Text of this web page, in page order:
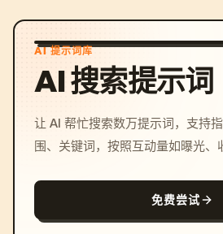
AI 提示词库
AI 搜索提示词
让 AI 帮忙搜索数万提示词，支持
围、关键词，按照互动量如曝光、
免费尝试